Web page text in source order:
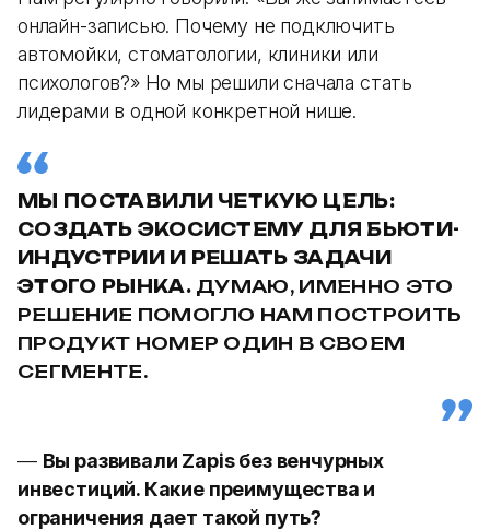
онлайн-записью. Почему не подключить
автомойки, стоматологии, клиники или
психологов?» Но мы решили сначала стать
лидерами в одной конкретной нише.
МЫ ПОСТАВИЛИ ЧЕТКУЮ ЦЕЛЬ:
СОЗДАТЬ ЭКОСИСТЕМУ ДЛЯ БЬЮТИ-
ИНДУСТРИИ И РЕШАТЬ ЗАДАЧИ
ЭТОГО РЫНКА. ДУМАЮ, ИМЕННО ЭТО
РЕШЕНИЕ ПОМОГЛО НАМ ПОСТРОИТЬ
ПРОДУКТ НОМЕР ОДИН В СВОЕМ
СЕГМЕНТЕ.
— Вы развивали Zapis без венчурных
инвестиций. Какие преимущества и
ограничения дает такой путь?